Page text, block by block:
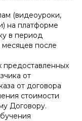
(видеоуроки,
на платформе
в период
месяцев после
предоставленных
от
от договора
стоимости
Договору.